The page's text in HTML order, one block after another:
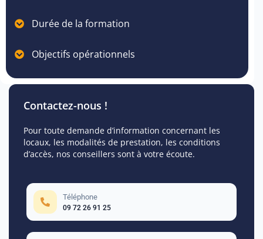
Durée de la formation
Objectifs opérationnels
Contactez-nous !
Pour toute demande d’information concernant les
locaux, les modalités de prestation, les conditions
d’accès, nos conseillers sont à votre écoute.
Téléphone
09 72 26 91 25